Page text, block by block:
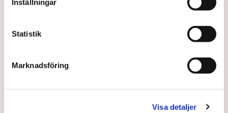
Inställningar
Statistik
Marknadsföring
Visa detaljer
Ledare: Alla får påsskatt
skriver Tove Lifvendahl på SvD:s ledarsida.